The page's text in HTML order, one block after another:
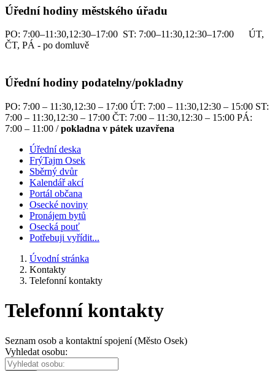
Úřední hodiny městského úřadu
PO: 7:00–11:30,12:30–17:00 ST: 7:00–11:30,12:30–17:00 ÚT,
ČT, PÁ - po domluvě
Úřední hodiny podatelny/pokladny
PO: 7:00 – 11:30,12:30 – 17:00 ÚT: 7:00 – 11:30,12:30 – 15:00 ST:
7:00 – 11:30,12:30 – 17:00 ČT: 7:00 – 11:30,12:30 – 15:00 PÁ:
7:00 – 11:00 /pokladna v pátek uzavřena
Úřední deska
FrýTajm Osek
Sběrný dvůr
Kalendář akcí
Portál občana
Osecké noviny
Pronájem bytů
Osecká pouť
Potřebuji vyřídit...
Úvodní stránka
Kontakty
Telefonní kontakty
Telefonní kontakty
Seznam osob a kontaktní spojení (Město Osek)
Vyhledat osobu: